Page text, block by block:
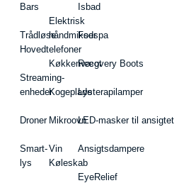
Bars
Trådløse
Hovedtelefoner
Streaming-
enheder
Droner
Smart-
lys
Elektrisk
håndmikser
Køkkenvægt
Kogeplade
Mikroovn
Vin
Køleskab
Isbad
Fodspa
Recovery Boots
Lysterapilamper
LED-masker til ansigtet
Ansigtsdampere
EyeRelief